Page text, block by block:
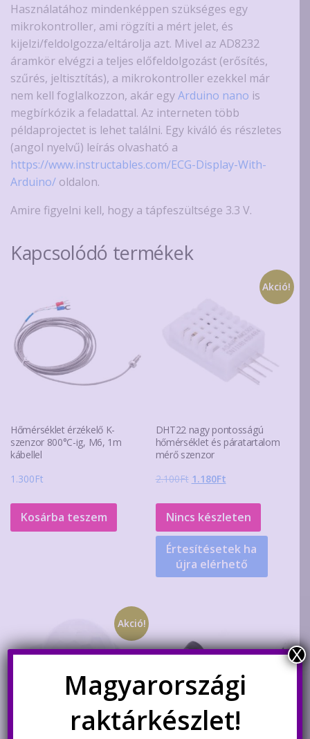
Használatához mindenképpen szükséges egy
mikrokontroller, ami rögzíti a mért jelet, és
kijelzi/feldolgozza/eltárolja azt. Mivel az AD8232
áramkör elvégzi a teljes előfeldolgozást (erősítés,
szűrés, jeltisztítás), a mikrokontroller ezekkel már
nem kell foglalkozzon, akár egyArduino nano is
megbírkózik a feladattal. Az interneten több
példaprojectet is lehet találni. Egy kiváló és részletes
(angol nyelvű) leírás olvasható a
https://www.instructables.com/ECG-Display-With-
Arduino/ oldalon.
Amire figyelni kell, hogy a tápfeszültsége 3.3 V.
Kapcsolódó termékek
Hőmérséklet érzékelő K-
szenzor 800°C-ig, M6, 1m
kábellel
1.300Ft
Kosárba teszem
Akció!
DHT22 nagy pontosságú
hőmérséklet és páratartalom
mérő szenzor
2.100Ft Original
was:
2.100Ft.
1.180FtCurrent
is:
1.180Ft.
Nincs készleten
Értesítésetek ha
újra elérhető
Akció!
Magyarországi
raktárkészlet!
X